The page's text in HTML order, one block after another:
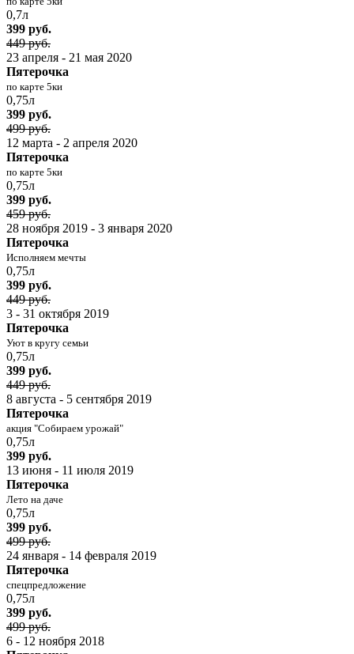
0,7л
399 руб.
449 руб.
23 апреля - 21 мая 2020
Пятерочка
по карте 5ки
0,75л
399 руб.
499 руб.
12 марта - 2 апреля 2020
Пятерочка
по карте 5ки
0,75л
399 руб.
459 руб.
28 ноября 2019 - 3 января 2020
Пятерочка
Исполняем мечты
0,75л
399 руб.
449 руб.
3 - 31 октября 2019
Пятерочка
Уют в кругу семьи
0,75л
399 руб.
449 руб.
8 августа - 5 сентября 2019
Пятерочка
акция "Собираем урожай"
0,75л
399 руб.
13 июня - 11 июля 2019
Пятерочка
Лето на даче
0,75л
399 руб.
499 руб.
24 января - 14 февраля 2019
Пятерочка
спецпредложение
0,75л
399 руб.
499 руб.
6 - 12 ноября 2018